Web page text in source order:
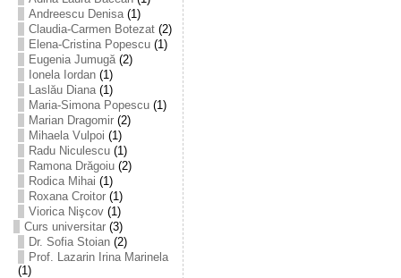
Andreescu Denisa(1)
Claudia-Carmen Botezat(2)
Elena-Cristina Popescu(1)
Eugenia Jumugă(2)
Ionela Iordan(1)
Laslău Diana(1)
Maria-Simona Popescu(1)
Marian Dragomir(2)
Mihaela Vulpoi (1)
Radu Niculescu(1)
Ramona Drăgoiu(2)
Rodica Mihai (1)
Roxana Croitor(1)
Viorica Nişcov(1)
Curs universitar(3)
Dr. Sofia Stoian(2)
Prof. Lazarin Irina Marinela
(1)